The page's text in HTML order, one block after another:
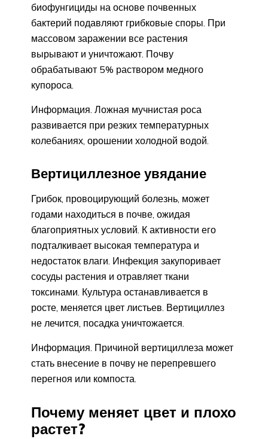
биофунгициды на основе почвенных
бактерий подавляют грибковые споры. При
массовом заражении все растения
вырывают и уничтожают. Почву
обрабатывают 5% раствором медного
купороса.
Информация. Ложная мучнистая роса
развивается при резких температурных
колебаниях, орошении холодной водой.
Вертициллезное увядание
Грибок, провоцирующий болезнь, может
годами находиться в почве, ожидая
благоприятных условий. К активности его
подталкивает высокая температура и
недостаток влаги. Инфекция закупоривает
сосуды растения и отравляет ткани
токсинами. Культура останавливается в
росте, меняется цвет листьев. Вертициллез
не лечится, посадка уничтожается.
Информация. Причиной вертициллеза может
стать внесение в почву не перепревшего
перегноя или компоста.
Почему меняет цвет и плохо
растет?